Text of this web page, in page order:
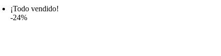
31,99€.23,99€.
¡Todo vendido!
-24%